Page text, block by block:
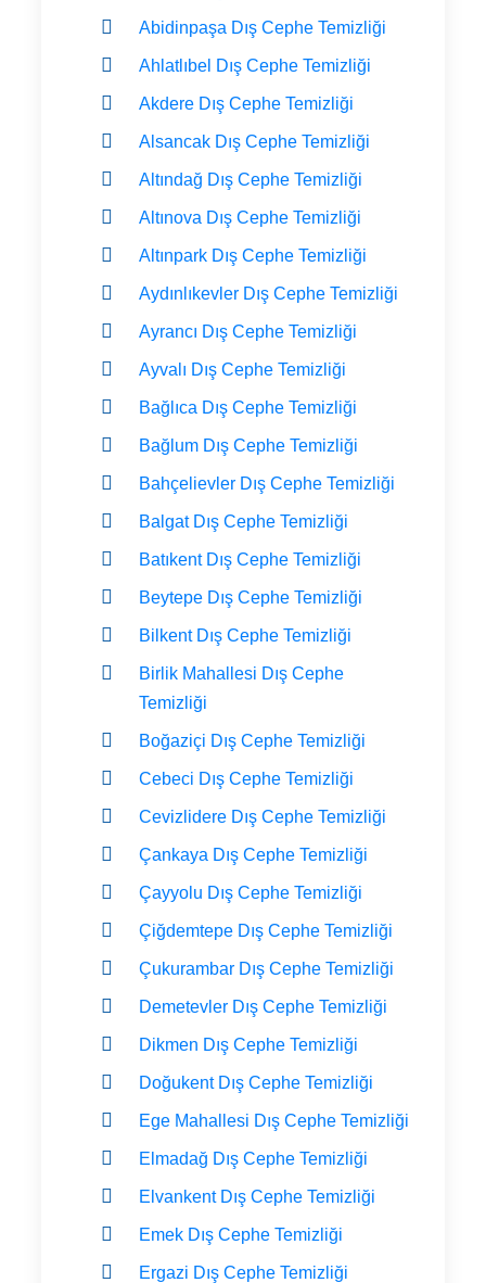
Abidinpaşa Dış Cephe Temizliği
Ahlatlıbel Dış Cephe Temizliği
Akdere Dış Cephe Temizliği
Alsancak Dış Cephe Temizliği
Altındağ Dış Cephe Temizliği
Altınova Dış Cephe Temizliği
Altınpark Dış Cephe Temizliği
Aydınlıkevler Dış Cephe Temizliği
Ayrancı Dış Cephe Temizliği
Ayvalı Dış Cephe Temizliği
Bağlıca Dış Cephe Temizliği
Bağlum Dış Cephe Temizliği
Bahçelievler Dış Cephe Temizliği
Balgat Dış Cephe Temizliği
Batıkent Dış Cephe Temizliği
Beytepe Dış Cephe Temizliği
Bilkent Dış Cephe Temizliği
Birlik Mahallesi Dış Cephe
Temizliği
Boğaziçi Dış Cephe Temizliği
Cebeci Dış Cephe Temizliği
Cevizlidere Dış Cephe Temizliği
Çankaya Dış Cephe Temizliği
Çayyolu Dış Cephe Temizliği
Çiğdemtepe Dış Cephe Temizliği
Çukurambar Dış Cephe Temizliği
Demetevler Dış Cephe Temizliği
Dikmen Dış Cephe Temizliği
Doğukent Dış Cephe Temizliği
Ege Mahallesi Dış Cephe Temizliği
Elmadağ Dış Cephe Temizliği
Elvankent Dış Cephe Temizliği
Emek Dış Cephe Temizliği
Ergazi Dış Cephe Temizliği